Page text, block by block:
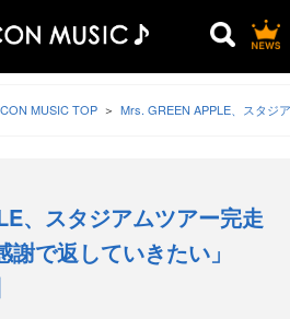
MUSIC TOP Mrs. GREEN APPLE、スタジ
、スタジアムツアー完走
で返していきたい」